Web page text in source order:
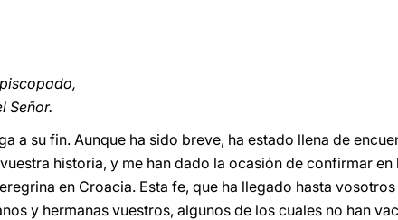
Señor.
a su fin. Aunque ha sido breve, ha estado llena de
historia, y me han dado la ocasión de confirmar en
en Croacia. Esta fe, que ha llegado hasta
y hermanas vuestros, algunos de los cuales no han